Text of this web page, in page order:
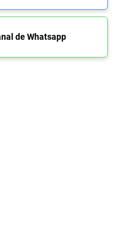
de Whatsapp